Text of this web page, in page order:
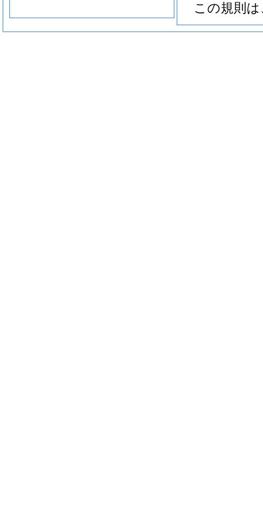
この規則